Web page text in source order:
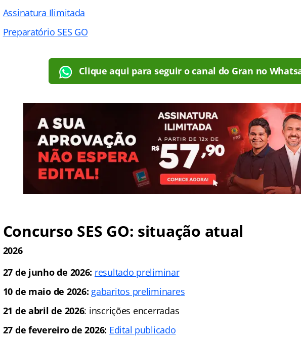
Assinatura Ilimitada
Preparatório SES GO
Clique aqui para seguir o canal do Gran no
Concurso SES GO: situação atual
2026
27 de junho de 2026: resultado preliminar
10 de maio de 2026: gabaritos preliminares
21 de abril de 2026: inscrições encerradas
27 de fevereiro de 2026: Edital publicado